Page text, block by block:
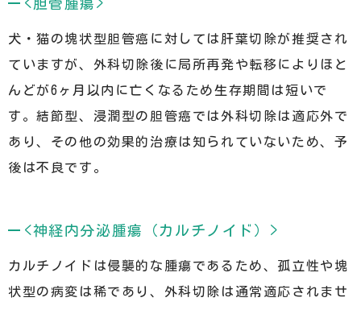
<胆管腫瘍>
犬・猫の塊状型胆管癌に対しては肝葉切除が推奨され
ていますが、外科切除後に局所再発や転移によりほと
んどが6ヶ月以内に亡くなるため生存期間は短いで
す。結節型、浸潤型の胆管癌では外科切除は適応外で
あり、その他の効果的治療は知られていないため、予
後は不良です。
<神経内分泌腫瘍（カルチノイド）>
カルチノイドは侵襲的な腫瘍であるため、孤立性や塊
状型の病変は稀であり、外科切除は通常適応されませ